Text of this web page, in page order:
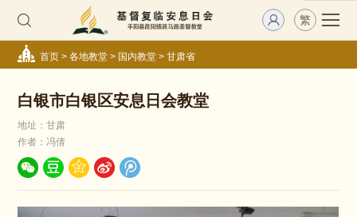
繁
首页> 各地教堂> 国内教堂> 甘肃省
白银市白银区安息日会教堂
地址：甘肃
作者：冯倩